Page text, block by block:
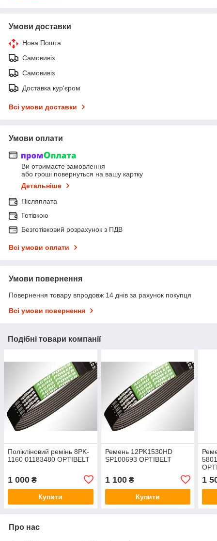
Умови доставки
Нова Пошта
Самовивіз
Самовивіз
Доставка кур'єром
Всі умови доставки
Умови оплати
Ви отримаєте замовлення
або гроші повернуться на вашу картку
Детальніше
Післяплата
Готівкою
Безготівковий розрахунок з ПДВ
Всі умови оплати
Умови повернення
Повернення товару впродовж 14 днів за рахунок покупця
Всі умови повернення
Подібні товари компанії
Полікліновий ремінь 8PK-
1160 01183480 OPTIBELT
1 000 ₴
Купити
Ремень 12PK1530HD
SP100693 OPTIBELT
1 100₴
Купити
1
Про нас